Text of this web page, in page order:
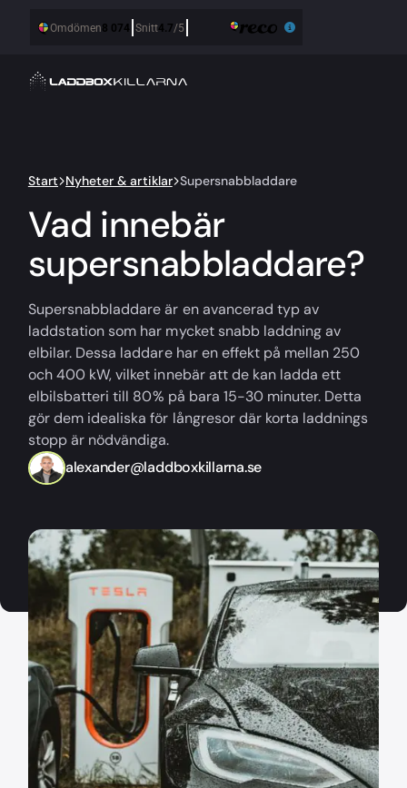
Start Nyheter & artiklar Supersnabbladdare
Vad innebär
supersnabbladdare?
Supersnabbladdare är en avancerad typ av
laddstation som har mycket snabb laddning av
elbilar. Dessa laddare har en effekt på mellan 250
och 400 kW, vilket innebär att de kan ladda ett
elbilsbatteri till 80% på bara 15-30 minuter. Detta
gör dem idealiska för långresor där korta laddnings
stopp är nödvändiga.
alexander@laddboxkillarna.se